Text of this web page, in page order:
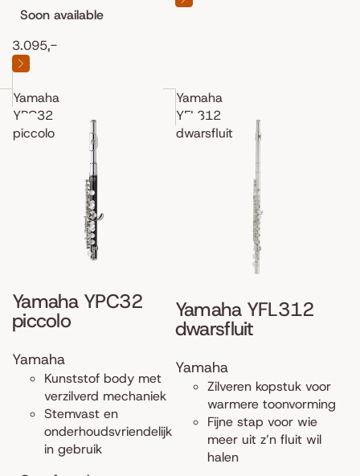
Soon available
3.095,-
Yamaha
YPC32
piccolo
Yamaha YPC32
piccolo
Yamaha
Kunststof body met
verzilverd mechaniek
Stemvast en
onderhoudsvriendelijk
in gebruik
Yamaha
YFL312
dwarsfluit
Yamaha YFL312
dwarsfluit
Yamaha
Zilveren kopstuk voor
warmere toonvorming
Fijne stap voor wie
meer uit z’n fluit wil
halen